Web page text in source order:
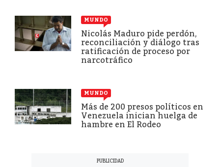
MUNDO
Nicolás Maduro pide perdón,
reconciliación y diálogo tras
ratificación de proceso por
narcotráfico
MUNDO
Más de 200 presos políticos en
Venezuela inician huelga de
hambre en El Rodeo